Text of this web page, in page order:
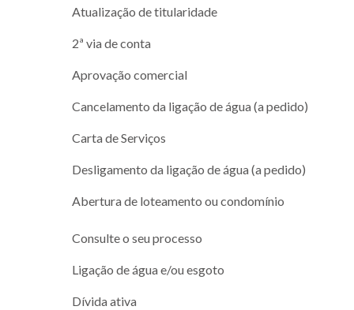
Atualização de titularidade
2ª via de conta
Aprovação comercial
Cancelamento da ligação de água (a pedido)
Carta de Serviços
Desligamento da ligação de água (a pedido)
Abertura de loteamento ou condomínio
Consulte o seu processo
Ligação de água e/ou esgoto
Dívida ativa